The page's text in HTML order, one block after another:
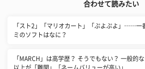
合わせて読みたい
「スト2」「マリオカート」「ぷよぷよ」……一
ミのソフトはなに？
「MARCH」は高学歴？ そうでもない？ 一般
以上が「難関」「ネームバリューが高い」